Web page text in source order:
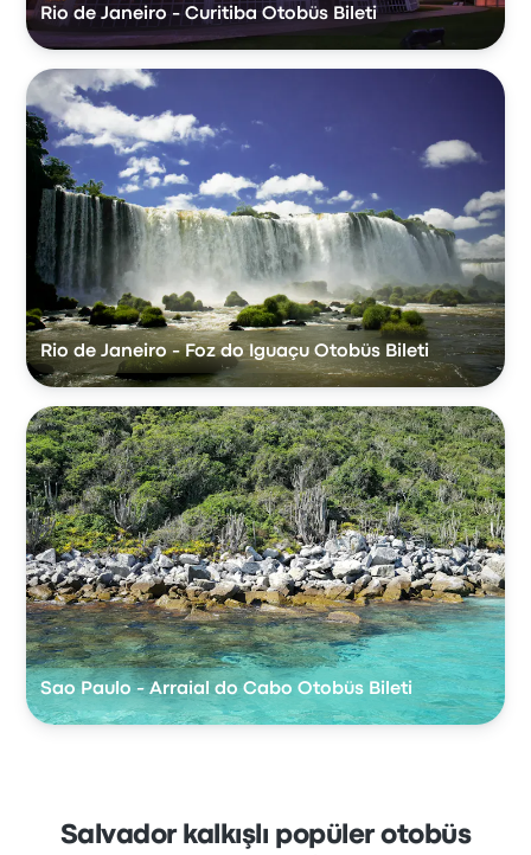
Rio de Janeiro - Curitiba Otobüs Bileti
Rio de Janeiro - Foz do Iguaçu Otobüs Bileti
Sao Paulo - Arraial do Cabo Otobüs Bileti
Salvador kalkışlı popüler otobüs